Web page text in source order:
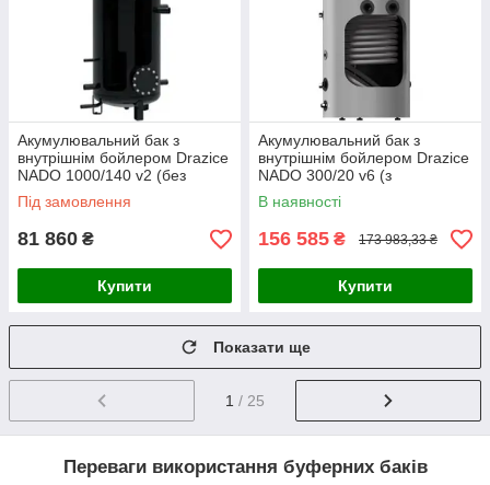
Акумулювальний бак з
внутрішнім бойлером Drazice
NADO 1000/140 v2 (без
ізоляції)
Під замовлення
81 860 ₴
Купити
Акумулювальний бак з
внутрішнім бойлером Drazice
NADO 300/20 v6 (з
теплоізоляцією Neodul)
В наявності
156 585 ₴ 173 983,33 ₴
Купити
Показати ще
1 / 25
Переваги використання буферних баків